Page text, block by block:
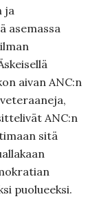
ja
asemassa
aivan ANC:n
ANC:n
sitä
puolueeksi.